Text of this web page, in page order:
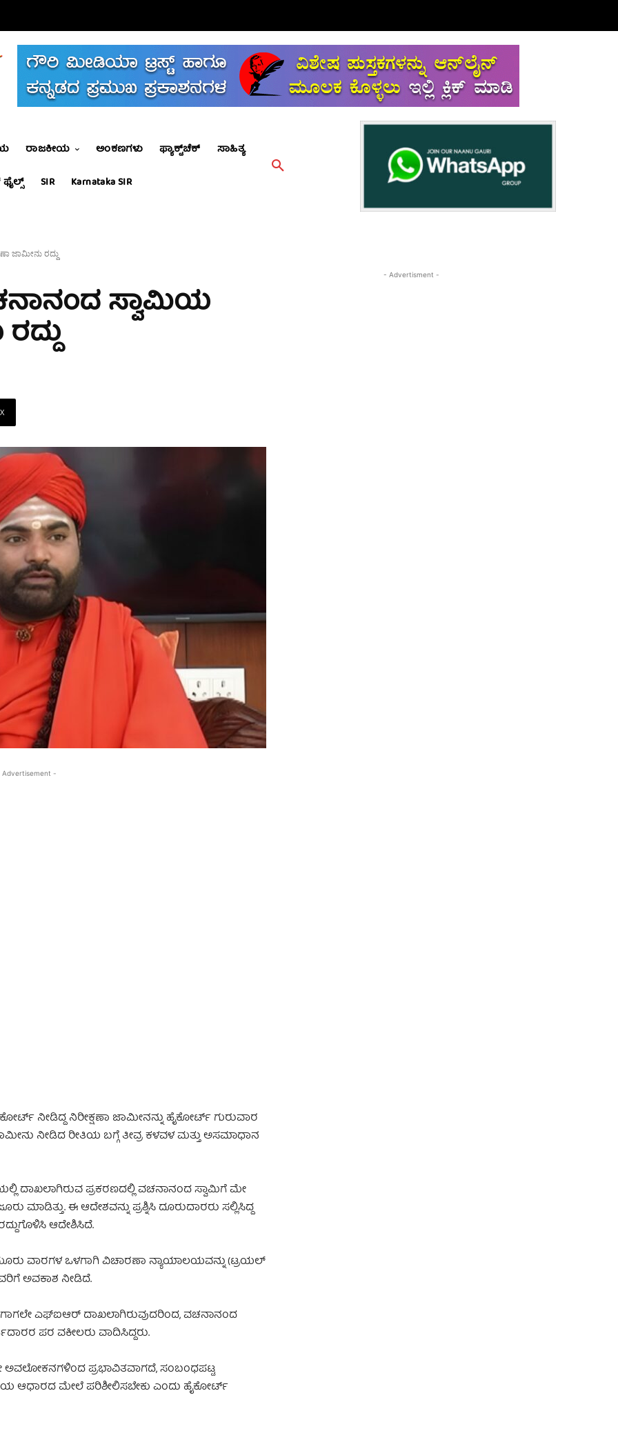
ರಾಜಕೀಯ ಅಂಕಣಗಳು ಫ್ಯಾಕ್ಟ್‌ಚೆಕ್
ಸಾಹಿತ್ಯ
SIR Karnataka SIR
ಜಾಮೀನು ರದ್ದು
ಸ್ವಾಮಿಯ
X
-
ನೀಡಿದ್ದ ನಿರೀಕ್ಷಣಾ ಜಾಮೀನನ್ನು ಹೈಕೋರ್ಟ್ ಗುರುವಾರ
ನೀಡಿದ ರೀತಿಯ ಬಗ್ಗೆ ತೀವ್ರ ಕಳವಳ ಮತ್ತು ಅಸಮಾಧಾನ
ದಾಖಲಾಗಿರುವ ಪ್ರಕರಣದಲ್ಲಿ ವಚನಾನಂದ ಸ್ವಾಮಿಗೆ ಮೇ
ಮಾಡಿತ್ತು. ಈ ಆದೇಶವನ್ನು ಪ್ರಶ್ನಿಸಿ ದೂರುದಾರರು ಸಲ್ಲಿಸಿದ್ದ
ಆದೇಶಿಸಿದೆ.
ವಾರಗಳ ಒಳಗಾಗಿ ವಿಚಾರಣಾ ನ್ಯಾಯಾಲಯವನ್ನು (ಟ್ರಯಲ್
ಅವಕಾಶ ನೀಡಿದೆ.
ಎಫ್‌ಐಆರ್ ದಾಖಲಾಗಿರುವುದರಿಂದ, ವಚನಾನಂದ
ಪರ ವಕೀಲರು ವಾದಿಸಿದ್ದರು.
ಅವಲೋಕನಗಳಿಂದ ಪ್ರಭಾವಿತವಾಗದೆ, ಸಂಬಂಧಪಟ್ಟ
ಮೇಲೆ ಪರಿಶೀಲಿಸಬೇಕು ಎಂದು ಹೈಕೋರ್ಟ್
- Advertisment -